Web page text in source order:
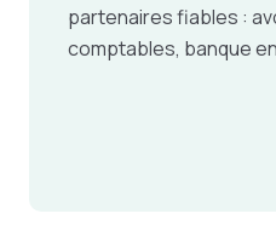
partenaires fiables :
comptables, banque